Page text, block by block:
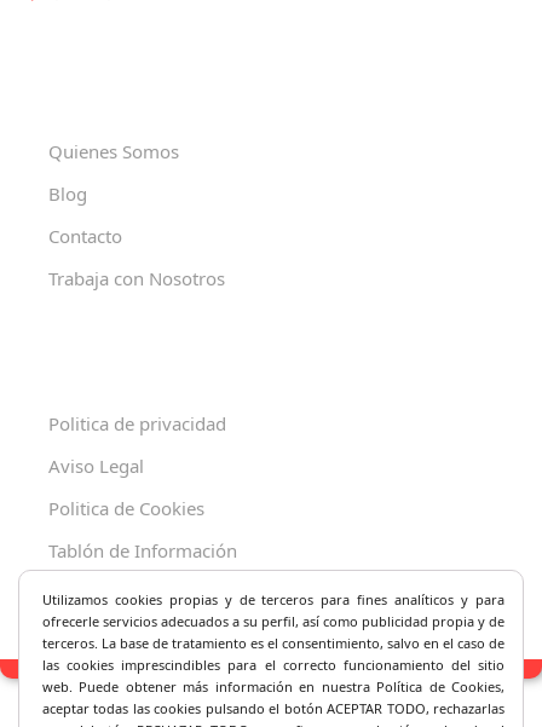
Quienes Somos
Blog
Contacto
Trabaja con Nosotros
Politica de privacidad
Aviso Legal
Politica de Cookies
Tablón de Información
Decreto 625/2019
Utilizamos cookies propias y de terceros para fines analíticos y para
ofrecerle servicios adecuados a su perfil, así como publicidad propia y de
terceros. La base de tratamiento es el consentimiento, salvo en el caso de
las cookies imprescindibles para el correcto funcionamiento del sitio
web. Puede obtener más información en nuestra Política de Cookies,
aceptar todas las cookies pulsando el botón ACEPTAR TODO, rechazarlas